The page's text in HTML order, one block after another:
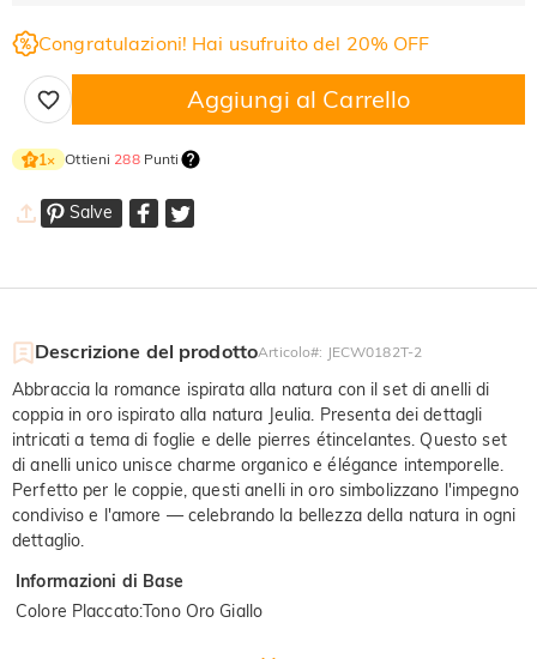
Congratulazioni! Hai usufruito del 20% OFF
Aggiungi al Carrello
1× Ottieni 288Punti
Salve
Descrizione del prodottoArticolo#: JECW0182T-2
Abbraccia la romance ispirata alla natura con il set di anelli di
coppia in oro ispirato alla natura Jeulia. Presenta dei dettagli
intricati a tema di foglie e delle pierres étincelantes. Questo set
di anelli unico unisce charme organico e élégance intemporelle.
Perfetto per le coppie, questi anelli in oro simbolizzano l'impegno
condiviso e l'amore — celebrando la bellezza della natura in ogni
dettaglio.
Informazioni di Base
Colore Placcato:Tono Oro Giallo